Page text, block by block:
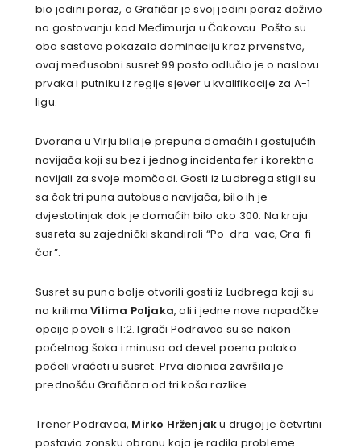
bio jedini poraz, a Grafičar je svoj jedini poraz doživio
na gostovanju kod Međimurja u Čakovcu. Pošto su
oba sastava pokazala dominaciju kroz prvenstvo,
ovaj međusobni susret 99 posto odlučio je o naslovu
prvaka i putniku iz regije sjever u kvalifikacije za A-1
ligu.
Dvorana u Virju bila je prepuna domaćih i gostujućih
navijača koji su bez i jednog incidenta fer i korektno
navijali za svoje momčadi. Gosti iz Ludbrega stigli su
sa čak tri puna autobusa navijača, bilo ih je
dvjestotinjak dok je domaćih bilo oko 300. Na kraju
susreta su zajednički skandirali “Po-dra-vac, Gra-fi-
čar”.
Susret su puno bolje otvorili gosti iz Ludbrega koji su
na krilimaVilima Poljaka, ali i jedne nove napadčke
opcije poveli s 11:2. Igrači Podravca su se nakon
početnog šoka i minusa od devet poena polako
počeli vraćati u susret. Prva dionica završila je
prednošću Grafičara od tri koša razlike.
Trener Podravca, Mirko Hrženjaku drugoj je četvrtini
postavio zonsku obranu koja je radila probleme